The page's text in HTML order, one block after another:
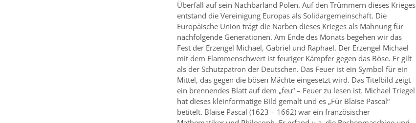
Überfall auf sein Nachbarland Polen. Auf den Trümmern dieses Krieges
entstand die Vereinigung Europas als Solidargemeinschaft. Die
Europäische Union trägt die Narben dieses Krieges als Mahnung für
nachfolgende Generationen. Am Ende des Monats begehen wir das
Fest der Erzengel Michael, Gabriel und Raphael. Der Erzengel Michael
mit dem Flammenschwert ist feuriger Kämpfer gegen das Böse. Er gilt
als der Schutzpatron der Deutschen. Das Feuer ist ein Symbol für ein
Mittel, das gegen die bösen Mächte eingesetzt wird. Das Titelbild zeigt
ein brennendes Blatt auf dem „feu“ – Feuer zu lesen ist. Michael Triegel
hat dieses kleinformatige Bild gemalt und es „Für Blaise Pascal“
betitelt. Blaise Pascal (1623 – 1662) war ein französischer